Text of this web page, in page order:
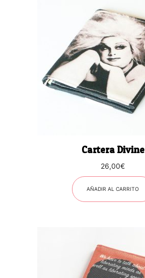
Cartera Divine
26,00€
AÑADIR AL CARRITO